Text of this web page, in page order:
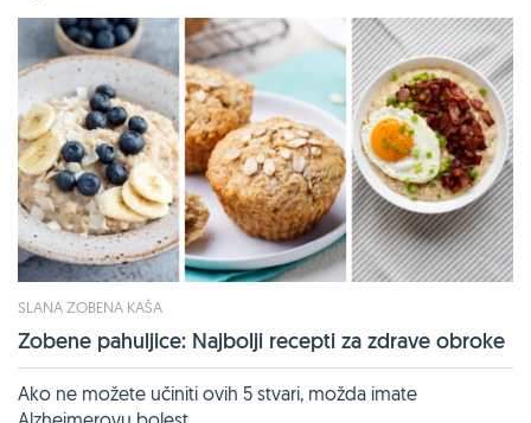
SLANA ZOBENA KAŠA
Zobene pahuljice: Najbolji recepti za zdrave obroke
Ako ne možete učiniti ovih 5 stvari, možda imate